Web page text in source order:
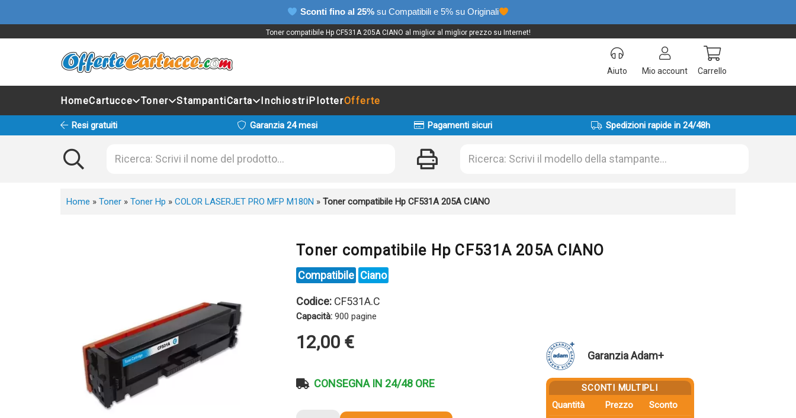
Sconti fino al 25% su Compatibili e 5% su Originali
Toner compatibile Hp CF531A 205A CIANO al miglior al miglior prezzo su Internet!
Aiuto Mio account Carrello
HomeCartucce Toner StampantiCarta InchiostriPlotterOfferte
Resi gratuiti Garanzia 24 mesi Pagamenti sicuri Spedizioni rapide in 24/48h
Home » Toner » Toner Hp » COLOR LASERJET PRO MFP M180N » Toner compatibile Hp CF531A 205A CIANO
Toner compatibile Hp CF531A 205A CIANO
Compatibile Ciano
Codice: CF531A.C
Capacità: 900 pagine
12,00 €
CONSEGNA IN 24/48 ORE
Garanzia Adam+
SCONTI MULTIPLI
Quantità
Prezzo
Sconto